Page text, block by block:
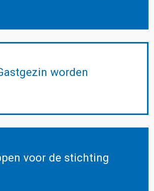
worden
voor de stichting